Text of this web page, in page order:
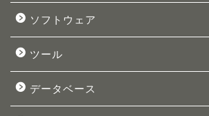
ソフトウェア
ツール
データベース